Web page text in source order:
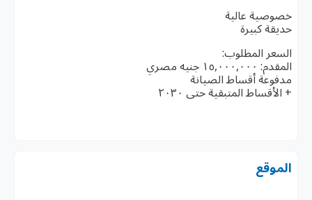
خصوصية عالية
حديقة كبيرة
السعر المطلوب:
المقدم: ١٥,٠٠٠,٠٠٠ جنيه مصري
مدفوعة أقساط الصيانة
+ الأقساط المتبقية حتى ٢٠٣٠
الموقع